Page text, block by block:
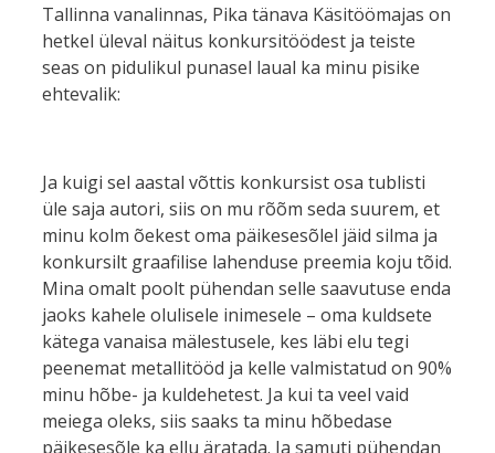
Tallinna vanalinnas, Pika tänava Käsitöömajas on
hetkel üleval näitus konkursitöödest ja teiste
seas on pidulikul punasel laual ka minu pisike
ehtevalik:
Ja kuigi sel aastal võttis konkursist osa tublisti
üle saja autori, siis on mu rõõm seda suurem, et
minu kolm õekest oma päikesesõlel jäid silma ja
konkursilt graafilise lahenduse preemia koju tõid.
Mina omalt poolt pühendan selle saavutuse enda
jaoks kahele olulisele inimesele – oma kuldsete
kätega vanaisa mälestusele, kes läbi elu tegi
peenemat metallitööd ja kelle valmistatud on 90%
minu hõbe- ja kuldehetest. Ja kui ta veel vaid
meiega oleks, siis saaks ta minu hõbedase
päikesesõle ka ellu äratada. Ja samuti pühendan